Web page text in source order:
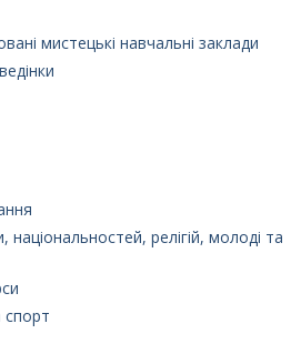
мистецькі навчальні заклади
національностей, релігій, молоді та
спорт